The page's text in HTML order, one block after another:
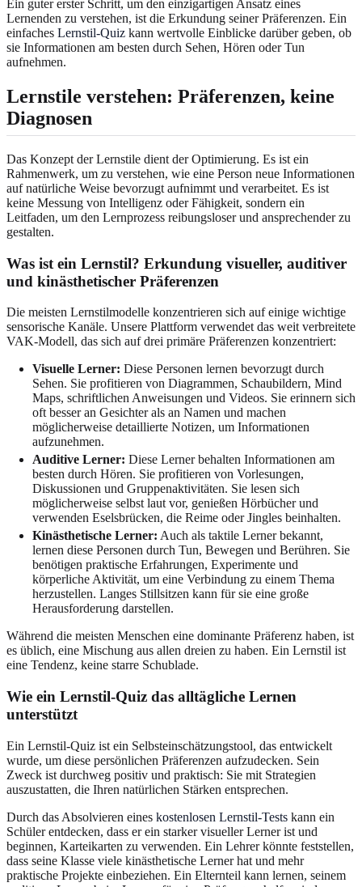
Ein guter erster Schritt, um den einzigartigen Ansatz eines
Lernenden zu verstehen, ist die Erkundung seiner Präferenzen. Ein
einfaches Lernstil-Quiz kann wertvolle Einblicke darüber geben, ob
sie Informationen am besten durch Sehen, Hören oder Tun
aufnehmen.
Lernstile verstehen: Präferenzen, keine
Diagnosen
Das Konzept der Lernstile dient der Optimierung. Es ist ein
Rahmenwerk, um zu verstehen, wie eine Person neue Informationen
auf natürliche Weise bevorzugt aufnimmt und verarbeitet. Es ist
keine Messung von Intelligenz oder Fähigkeit, sondern ein
Leitfaden, um den Lernprozess reibungsloser und ansprechender zu
gestalten.
Was ist ein Lernstil? Erkundung visueller, auditiver
und kinästhetischer Präferenzen
Die meisten Lernstilmodelle konzentrieren sich auf einige wichtige
sensorische Kanäle. Unsere Plattform verwendet das weit verbreitete
VAK-Modell, das sich auf drei primäre Präferenzen konzentriert:
Visuelle Lerner: Diese Personen lernen bevorzugt durch
Sehen. Sie profitieren von Diagrammen, Schaubildern, Mind
Maps, schriftlichen Anweisungen und Videos. Sie erinnern sich
oft besser an Gesichter als an Namen und machen
möglicherweise detaillierte Notizen, um Informationen
aufzunehmen.
Auditive Lerner: Diese Lerner behalten Informationen am
besten durch Hören. Sie profitieren von Vorlesungen,
Diskussionen und Gruppenaktivitäten. Sie lesen sich
möglicherweise selbst laut vor, genießen Hörbücher und
verwenden Eselsbrücken, die Reime oder Jingles beinhalten.
Kinästhetische Lerner: Auch als taktile Lerner bekannt,
lernen diese Personen durch Tun, Bewegen und Berühren. Sie
benötigen praktische Erfahrungen, Experimente und
körperliche Aktivität, um eine Verbindung zu einem Thema
herzustellen. Langes Stillsitzen kann für sie eine große
Herausforderung darstellen.
Während die meisten Menschen eine dominante Präferenz haben, ist
es üblich, eine Mischung aus allen dreien zu haben. Ein Lernstil ist
eine Tendenz, keine starre Schublade.
Wie ein Lernstil-Quiz das alltägliche Lernen
unterstützt
Ein Lernstil-Quiz ist ein Selbsteinschätzungstool, das entwickelt
wurde, um diese persönlichen Präferenzen aufzudecken. Sein
Zweck ist durchweg positiv und praktisch: Sie mit Strategien
auszustatten, die Ihren natürlichen Stärken entsprechen.
Durch das Absolvieren eines kostenlosen Lernstil-Tests kann ein
Schüler entdecken, dass er ein starker visueller Lerner ist und
beginnen, Karteikarten zu verwenden. Ein Lehrer könnte feststellen,
dass seine Klasse viele kinästhetische Lerner hat und mehr
praktische Projekte einbeziehen. Ein Elternteil kann lernen, seinem